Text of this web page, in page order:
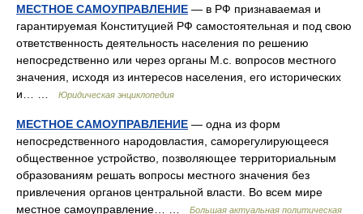
МЕСТНОЕ САМОУПРАВЛЕНИЕ — в РФ признаваемая и
гарантируемая Конституцией РФ самостоятельная и под свою
ответственность деятельность населения по решению
непосредственно или через органы М.с. вопросов местного
значения, исходя из интересов населения, его исторических
и… …
Юридическая энциклопедия
МЕСТНОЕ САМОУПРАВЛЕНИЕ — одна из форм
непосредственного народовластия, саморегулирующееся
общественное устройство, позволяющее территориальным
образованиям решать вопросы местного значения без
привлечения органов центральной власти. Во всем мире
местное самоуправление… …
Большая актуальная политическая